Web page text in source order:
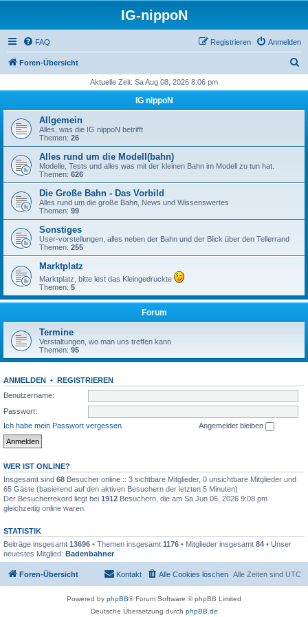
IG-nippoN
FAQ Anmelden
Registrieren
Foren-Übersicht
h
Aktuelle Zeit: Sa Aug 08, 2026 8:06 pm
IG nippoN
Allgemein
Alles, was die IG nippoN betrifft
Themen: 26
Alles rund um die Modell(bahn)
Modelle, Tests und alles was mit der kleinen Bahn im Modell zu tun hat.
Themen: 626
Die Große Bahn - Das Vorbild
Alles rund um die große Bahn, News und Wissenswertes
Themen: 99
Sonstiges
User-vorstellungen, alles neben der Bahn und der Blick über den Tellerrand
Themen: 255
Marktplatz
Marktplatz, bitte lest das Kleingedruckte
Themen: 5
Forum
Termine
Verstaltungen, wo man uns treffen kann
Themen: 95
ANMELDEN • REGISTRIEREN
Benutzername:
Passwort:
Ich habe mein Passwort vergessen
Angemeldet bleiben
WER IST ONLINE?
Insgesamt sind 68 Besucher online :: 3 sichtbare Mitglieder, 0 unsichtbare Mitglieder und
65 Gäste (basierend auf den aktiven Besuchern der letzten 5 Minuten)
Der Besucherrekord liegt bei 1912 Besuchern, die am Sa Jun 06, 2026 9:08 pm
gleichzeitig online waren.
STATISTIK
Beiträge insgesamt 13696 • Themen insgesamt 1176 • Mitglieder insgesamt 84 • Unser
neuestes Mitglied: Badenbahner
Foren-Übersicht Alle Zeiten sind UTC
Alle Cookies löschen
Kontakt
Powered by phpBB® Forum Software © phpBB Limited
Deutsche Übersetzung durch phpBB.de